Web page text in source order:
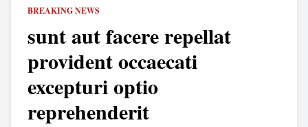
BREAKING NEWS
sunt aut facere repellat
provident occaecati
excepturi optio
reprehenderit